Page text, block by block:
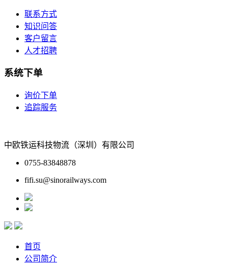
联系方式
知识问答
客户留言
人才招聘
系统下单
询价下单
追踪服务
中欧铁运科技物流（深圳）有限公司
0755-83848878
fifi.su@sinorailways.com
首页
公司简介